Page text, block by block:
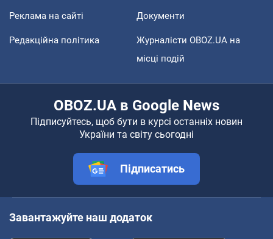
Реклама на сайті Документи
Редакційна політика
Журналісти OBOZ.UA на
місці подій
OBOZ.UA в Google News
Підписуйтесь, щоб бути в курсі останніх новин
України та світу сьогодні
Підписатись
Завантажуйте наш додаток